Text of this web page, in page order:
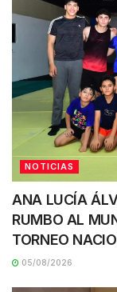
NOTICIAS
ANA LUCÍA
RUMBO AL
TORNEO
05/08/2026